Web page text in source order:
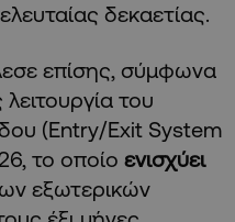
δεκαετίας.
επίσης, σύμφωνα
του
(Entry/Exit System
το οποίο ενισχύει
εξωτερικών